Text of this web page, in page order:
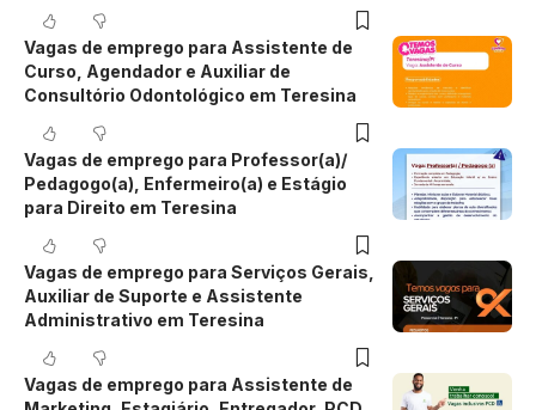
Vagas de emprego para Assistente de
Curso, Agendador e Auxiliar de
Consultório Odontológico em Teresina
Vagas de emprego para Professor(a)/
Pedagogo(a), Enfermeiro(a) e Estágio
para Direito em Teresina
Vagas de emprego para Serviços Gerais,
Auxiliar de Suporte e Assistente
Administrativo em Teresina
Vagas de emprego para Assistente de